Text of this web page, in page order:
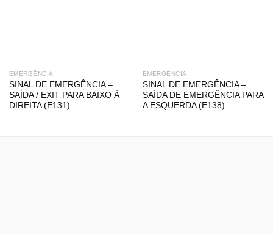
EMERGÊNCIA
SINAL DE EMERGÊNCIA –
SAÍDA / EXIT PARA BAIXO À
DIREITA (E131)
EMERGÊNCIA
SINAL DE EMERGÊNCIA –
SAÍDA DE EMERGÊNCIA PARA
A ESQUERDA (E138)